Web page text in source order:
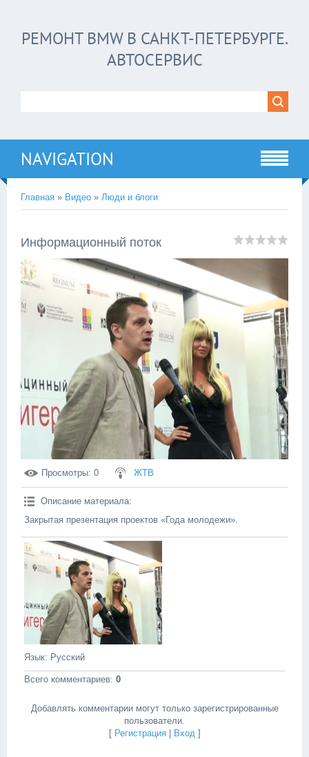
РЕМОНТ BMW В САНКТ-ПЕТЕРБУРГЕ.
АВТОСЕРВИС
NAVIGATION
Главная » Видео » Люди и блоги
Информационный поток
Просмотры: 0 ЖТВ
Описание материала:
Закрытая презентация проектов «Года молодежи».
Язык: Русский
Всего комментариев: 0
Добавлять комментарии могут только зарегистрированные
пользователи.
[ Регистрация| Вход]